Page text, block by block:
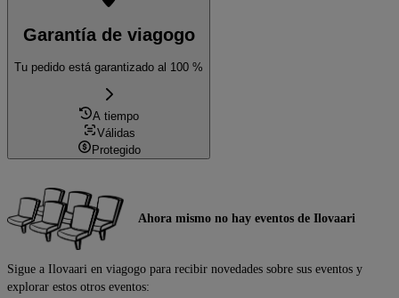
Garantía de viagogo
Tu pedido está garantizado al 100 %
A tiempo
Válidas
Protegido
Ahora mismo no hay eventos de Ilovaari
Sigue a Ilovaari en viagogo para recibir novedades sobre sus eventos y
explorar estos otros eventos: